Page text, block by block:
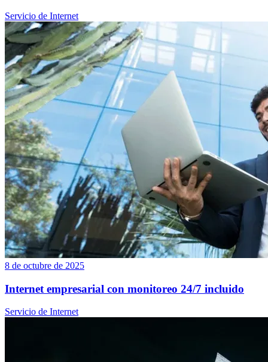
Servicio de Internet
8 de octubre de 2025
Internet empresarial con monitoreo 24/7 incluido
Servicio de Internet